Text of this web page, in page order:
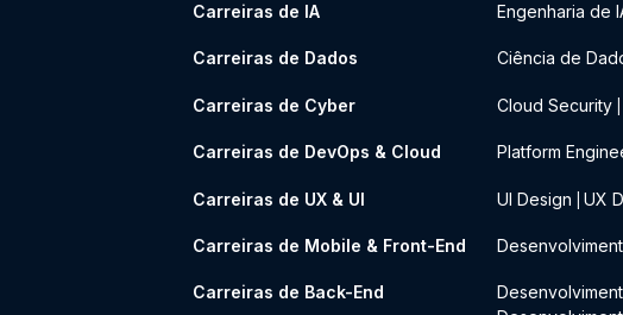
Carreiras de IA Engenharia de
Carreiras de Dados Ciência de
Carreiras de Cyber Cloud Security
Carreiras de DevOps & Cloud Platform
Carreiras de UX & UI UI Design UX
Carreiras de Mobile & Front-End
Carreiras de Back-End